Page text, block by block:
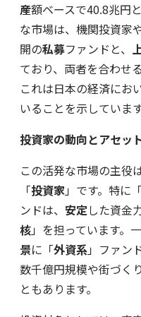
産額ベースで40.8兆円
な市場は、機関投資家
開の私募ファンドと、
ており、両者を合わせ
これは日本の経済にお
いることを示しています
投資家の動向とアセッ
この活発な市場の主役
「投資家」です。特に「
ンドは、安定した資金
核」を担っています。
景に「外資系」ファン
数千億円規模や街づく
ともあります。